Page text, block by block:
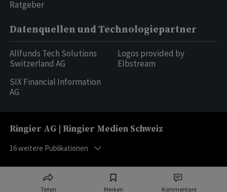
Teilen Merken Kommentare
Ratgeber
Datenquellen und Technologiepartner
Allfunds Tech Solutions
Switzerland AG
SIX Financial Information
AG
Logos provided by
Elbstream
Ringier AG | Ringier Medien Schweiz
16weitere Publikationen